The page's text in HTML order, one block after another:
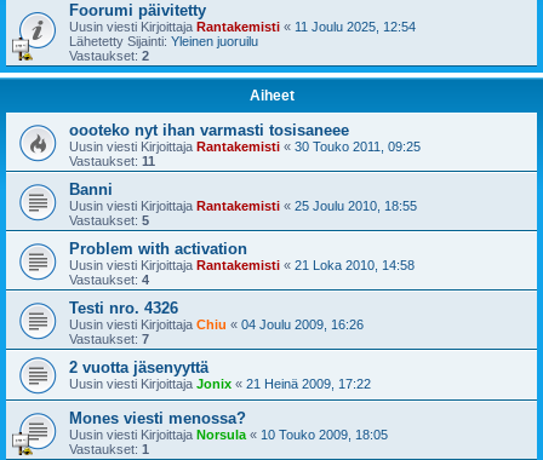
Foorumi päivitetty
Uusin viesti Kirjoittaja Rantakemisti « 11 Joulu 2025, 12:54
Lähetetty Sijainti: Yleinen juoruilu
Vastaukset: 2
Aiheet
oooteko nyt ihan varmasti tosisaneee
Uusin viesti Kirjoittaja Rantakemisti « 30 Touko 2011, 09:25
Vastaukset: 11
Banni
Uusin viesti Kirjoittaja Rantakemisti « 25 Joulu 2010, 18:55
Vastaukset: 5
Problem with activation
Uusin viesti Kirjoittaja Rantakemisti « 21 Loka 2010, 14:58
Vastaukset: 4
Testi nro. 4326
Uusin viesti Kirjoittaja Chiu « 04 Joulu 2009, 16:26
Vastaukset: 7
2 vuotta jäsenyyttä
Uusin viesti Kirjoittaja Jonix « 21 Heinä 2009, 17:22
Mones viesti menossa?
Uusin viesti Kirjoittaja Norsula « 10 Touko 2009, 18:05
Vastaukset: 1